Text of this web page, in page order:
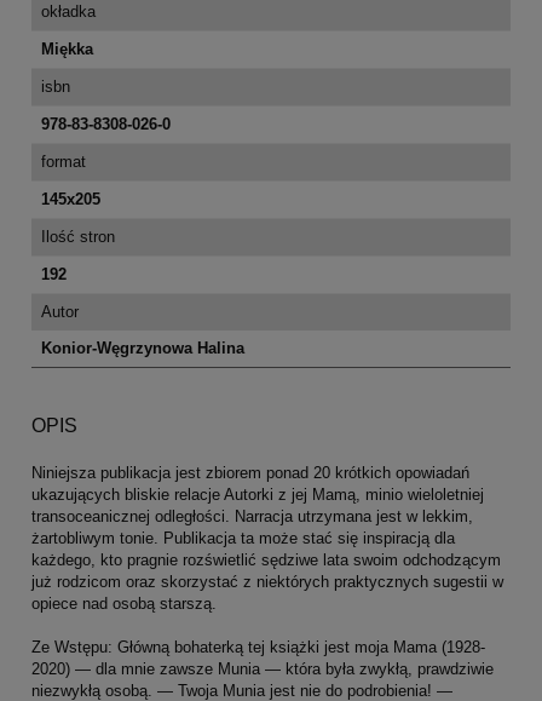
okładka
Miękka
isbn
978-83-8308-026-0
format
145x205
Ilość stron
192
Autor
Konior-Węgrzynowa Halina
OPIS
Niniejsza publikacja jest zbiorem ponad 20 krótkich opowiadań
ukazujących bliskie relacje Autorki z jej Mamą, minio wieloletniej
transoceanicznej odległości. Narracja utrzymana jest w lekkim,
żartobliwym tonie. Publikacja ta może stać się inspiracją dla
każdego, kto pragnie rozświetlić sędziwe lata swoim odchodzącym
już rodzicom oraz skorzystać z niektórych praktycznych sugestii w
opiece nad osobą starszą.
Ze Wstępu: Główną bohaterką tej książki jest moja Mama (1928-
2020) — dla mnie zawsze Munia — która była zwykłą, prawdziwie
niezwykłą osobą. — Twoja Munia jest nie do podrobienia! —